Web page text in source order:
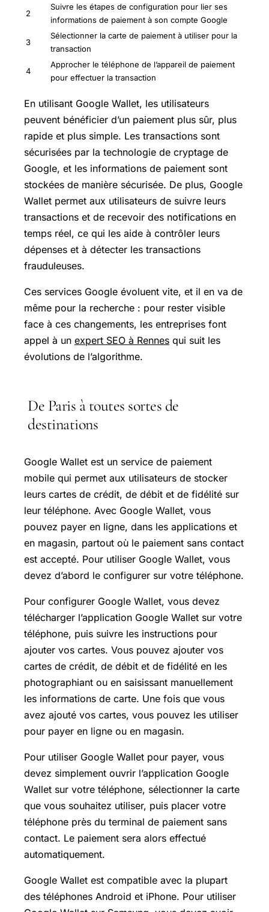
2
Suivre les étapes de configuration pour lier ses
informations de paiement à son compte Google
3
Sélectionner la carte de paiement à utiliser pour la
transaction
4
Approcher le téléphone de l’appareil de paiement
pour effectuer la transaction
En utilisant Google Wallet, les utilisateurs
peuvent bénéficier d’un paiement plus sûr, plus
rapide et plus simple. Les transactions sont
sécurisées par la technologie de cryptage de
Google, et les informations de paiement sont
stockées de manière sécurisée. De plus, Google
Wallet permet aux utilisateurs de suivre leurs
transactions et de recevoir des notifications en
temps réel, ce qui les aide à contrôler leurs
dépenses et à détecter les transactions
frauduleuses.
Ces services Google évoluent vite, et il en va de
même pour la recherche : pour rester visible
face à ces changements, les entreprises font
appel à un expert SEO à Rennes qui suit les
évolutions de l’algorithme.
De Paris à toutes sortes de
destinations
Google Wallet est un service de paiement
mobile qui permet aux utilisateurs de stocker
leurs cartes de crédit, de débit et de fidélité sur
leur téléphone. Avec Google Wallet, vous
pouvez payer en ligne, dans les applications et
en magasin, partout où le paiement sans contact
est accepté. Pour utiliser Google Wallet, vous
devez d’abord le configurer sur votre téléphone.
Pour configurer Google Wallet, vous devez
télécharger l’application Google Wallet sur votre
téléphone, puis suivre les instructions pour
ajouter vos cartes. Vous pouvez ajouter vos
cartes de crédit, de débit et de fidélité en les
photographiant ou en saisissant manuellement
les informations de carte. Une fois que vous
avez ajouté vos cartes, vous pouvez les utiliser
pour payer en ligne ou en magasin.
Pour utiliser Google Wallet pour payer, vous
devez simplement ouvrir l’application Google
Wallet sur votre téléphone, sélectionner la carte
que vous souhaitez utiliser, puis placer votre
téléphone près du terminal de paiement sans
contact. Le paiement sera alors effectué
automatiquement.
Google Wallet est compatible avec la plupart
des téléphones Android et iPhone. Pour utiliser